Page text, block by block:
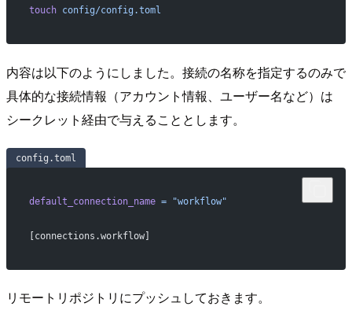
touch config/config.toml
内容は以下のようにしました。接続の名称を指定するのみで
具体的な接続情報（アカウント情報、ユーザー名など）は
シークレット経由で与えることとします。
config.toml
default_connection_name = "workflow"
[connections.workflow]
リモートリポジトリにプッシュしておきます。